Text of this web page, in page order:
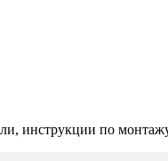
инструкции по